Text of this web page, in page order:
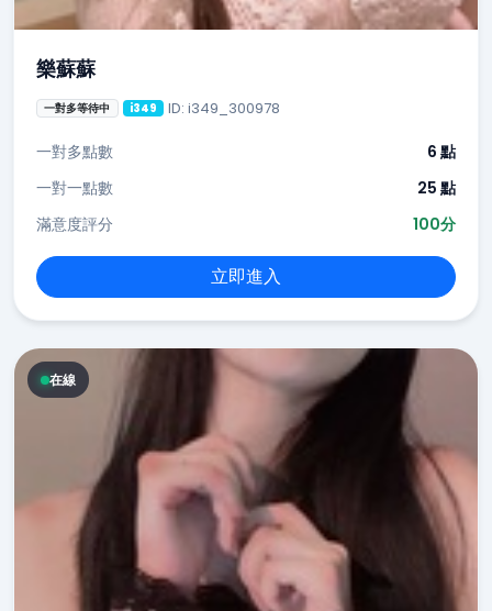
樂蘇蘇
一對多等待中 i349 ID: i349_300978
一對多點數
6 點
一對一點數
25 點
滿意度評分
100分
立即進入
在線